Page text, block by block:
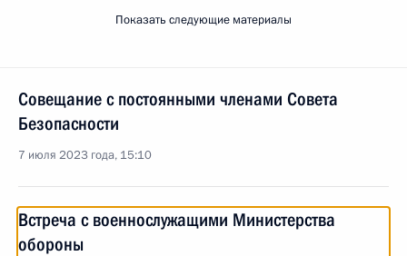
Показать следующие материалы
Совещание с постоянными членами Совета
Безопасности
7 июля 2023 года, 15:10
Встреча с военнослужащими Министерства
обороны